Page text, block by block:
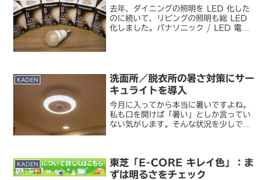
去年、ダイニングの照明を LED 化した
のに続いて、リビングの照明も総 LED
化しました。パナソニック / LED 電球
KADEN
洗面所／脱衣所の暑さ対策にサー
キュライトを導入
今月に入ってから本当に暑いですよね。
私も口を開けば「暑い」としか言ってい
ない気がします。そんな状況を少しでも
KSLS62LWH...
KADEN
東芝「E-CORE キレイ色」：ま
ずは明るさをチェック